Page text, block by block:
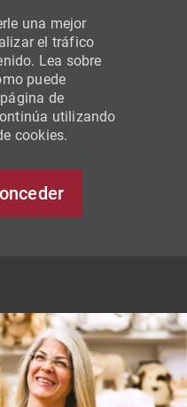
una mejor
el tráfico
Lea sobre
puede
de
utilizando
cookies.